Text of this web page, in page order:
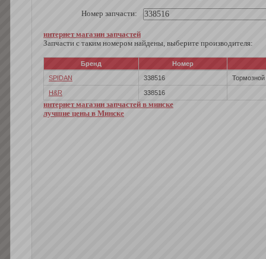
Номер запчасти:
интернет магазин запчастей
Запчасти с таким номером найдены, выберите производителя:
Бренд
Номер
SPIDAN
338516
H&R 338516
интернет магазин запчастей в минске
лучшие цены в Минске